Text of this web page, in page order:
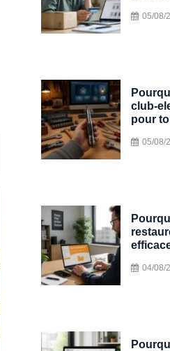
05/08/
club-
pour
05/08/
04/08/